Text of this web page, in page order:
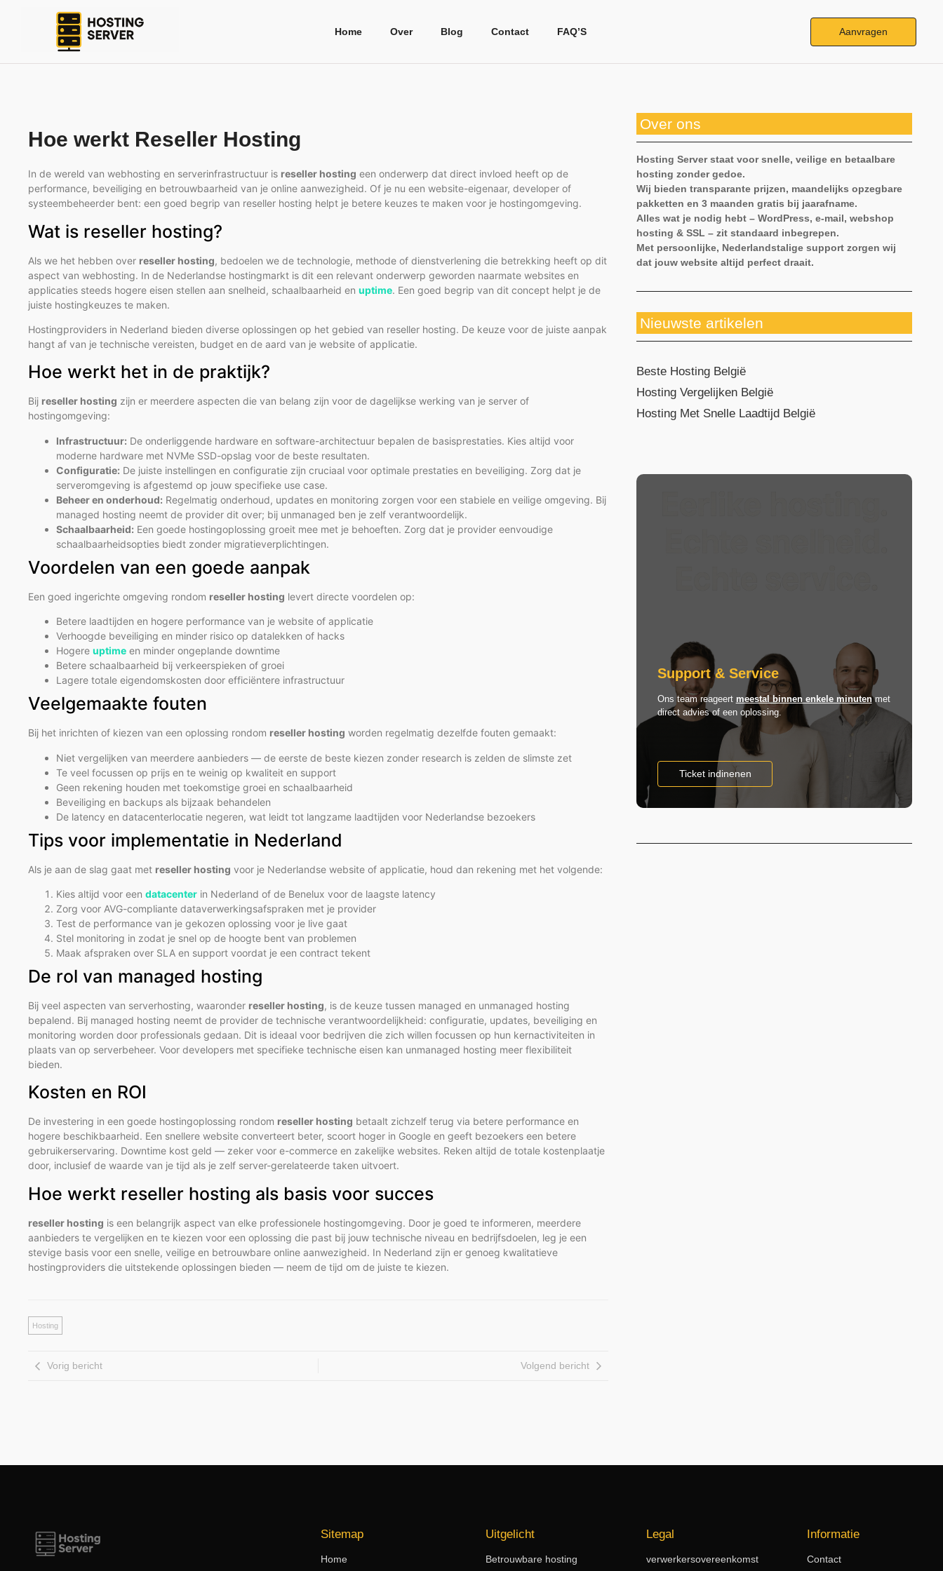
Home Over Blog Contact FAQ’S Aanvragen
Hoe werkt Reseller Hosting
In de wereld van webhosting en serverinfrastructuur is reseller hosting een onderwerp dat direct invloed heeft op de
performance, beveiliging en betrouwbaarheid van je online aanwezigheid. Of je nu een website-eigenaar, developer of
systeembeheerder bent: een goed begrip van reseller hosting helpt je betere keuzes te maken voor je hostingomgeving.
Wat is reseller hosting?
Als we het hebben over reseller hosting, bedoelen we de technologie, methode of dienstverlening die betrekking heeft op dit
aspect van webhosting. In de Nederlandse hostingmarkt is dit een relevant onderwerp geworden naarmate websites en
applicaties steeds hogere eisen stellen aan snelheid, schaalbaarheid en uptime. Een goed begrip van dit concept helpt je de
juiste hostingkeuzes te maken.
Hostingproviders in Nederland bieden diverse oplossingen op het gebied van reseller hosting. De keuze voor de juiste aanpak
hangt af van je technische vereisten, budget en de aard van je website of applicatie.
Hoe werkt het in de praktijk?
Bij reseller hosting zijn er meerdere aspecten die van belang zijn voor de dagelijkse werking van je server of
hostingomgeving:
Infrastructuur: De onderliggende hardware en software-architectuur bepalen de basisprestaties. Kies altijd voor
moderne hardware met NVMe SSD-opslag voor de beste resultaten.
Configuratie: De juiste instellingen en configuratie zijn cruciaal voor optimale prestaties en beveiliging. Zorg dat je
serveromgeving is afgestemd op jouw specifieke use case.
Beheer en onderhoud: Regelmatig onderhoud, updates en monitoring zorgen voor een stabiele en veilige omgeving. Bij
managed hosting neemt de provider dit over; bij unmanaged ben je zelf verantwoordelijk.
Schaalbaarheid: Een goede hostingoplossing groeit mee met je behoeften. Zorg dat je provider eenvoudige
schaalbaarheidsopties biedt zonder migratieverplichtingen.
Voordelen van een goede aanpak
Een goed ingerichte omgeving rondom reseller hosting levert directe voordelen op:
Betere laadtijden en hogere performance van je website of applicatie
Verhoogde beveiliging en minder risico op datalekken of hacks
Hogere uptime en minder ongeplande downtime
Betere schaalbaarheid bij verkeerspieken of groei
Lagere totale eigendomskosten door efficiëntere infrastructuur
Veelgemaakte fouten
Bij het inrichten of kiezen van een oplossing rondom reseller hosting worden regelmatig dezelfde fouten gemaakt:
Niet vergelijken van meerdere aanbieders — de eerste de beste kiezen zonder research is zelden de slimste zet
Te veel focussen op prijs en te weinig op kwaliteit en support
Geen rekening houden met toekomstige groei en schaalbaarheid
Beveiliging en backups als bijzaak behandelen
De latency en datacenterlocatie negeren, wat leidt tot langzame laadtijden voor Nederlandse bezoekers
Tips voor implementatie in Nederland
Als je aan de slag gaat met reseller hosting voor je Nederlandse website of applicatie, houd dan rekening met het volgende:
Kies altijd voor een datacenter in Nederland of de Benelux voor de laagste latency
Zorg voor AVG-compliante dataverwerkingsafspraken met je provider
Test de performance van je gekozen oplossing voor je live gaat
Stel monitoring in zodat je snel op de hoogte bent van problemen
Maak afspraken over SLA en support voordat je een contract tekent
De rol van managed hosting
Bij veel aspecten van serverhosting, waaronder reseller hosting, is de keuze tussen managed en unmanaged hosting
bepalend. Bij managed hosting neemt de provider de technische verantwoordelijkheid: configuratie, updates, beveiliging en
monitoring worden door professionals gedaan. Dit is ideaal voor bedrijven die zich willen focussen op hun kernactiviteiten in
plaats van op serverbeheer. Voor developers met specifieke technische eisen kan unmanaged hosting meer flexibiliteit
bieden.
Kosten en ROI
De investering in een goede hostingoplossing rondom reseller hosting betaalt zichzelf terug via betere performance en
hogere beschikbaarheid. Een snellere website converteert beter, scoort hoger in Google en geeft bezoekers een betere
gebruikerservaring. Downtime kost geld — zeker voor e-commerce en zakelijke websites. Reken altijd de totale kostenplaatje
door, inclusief de waarde van je tijd als je zelf server-gerelateerde taken uitvoert.
Hoe werkt reseller hosting als basis voor succes
reseller hosting is een belangrijk aspect van elke professionele hostingomgeving. Door je goed te informeren, meerdere
aanbieders te vergelijken en te kiezen voor een oplossing die past bij jouw technische niveau en bedrijfsdoelen, leg je een
stevige basis voor een snelle, veilige en betrouwbare online aanwezigheid. In Nederland zijn er genoeg kwalitatieve
hostingproviders die uitstekende oplossingen bieden — neem de tijd om de juiste te kiezen.
Hosting
Vorig bericht Volgend bericht
Over ons
Hosting Server staat voor snelle, veilige en betaalbare
hosting zonder gedoe.
Wij bieden transparante prijzen, maandelijks opzegbare
pakketten en 3 maanden gratis bij jaarafname.
Alles wat je nodig hebt – WordPress, e-mail, webshop
hosting & SSL – zit standaard inbegrepen.
Met persoonlijke, Nederlandstalige support zorgen wij
dat jouw website altijd perfect draait.
Nieuwste artikelen
Beste Hosting België
Hosting Vergelijken België
Hosting Met Snelle Laadtijd België
Support & Service
Ons team reageert meestal binnen enkele minutenmet
direct advies of een oplossing.
Ticket indinenen
Sitemap
Home
Uitgelicht
Betrouwbare hosting
Legal
verwerkersovereenkomst
Informatie
Contact